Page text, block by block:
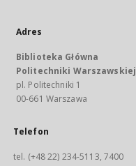
Adres
Biblioteka Główna
Politechniki Warszawskiej
pl. Politechniki 1
00-661 Warszawa
Telefon
tel. (+48 22) 234-5113, 7400